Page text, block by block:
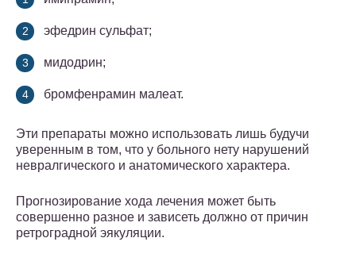
эфедрин сульфат;
мидодрин;
бромфенрамин малеат.
Эти препараты можно использовать лишь будучи
уверенным в том, что у больного нету нарушений
невралгического и анатомического характера.
Прогнозирование хода лечения может быть
совершенно разное и зависеть должно от причин
ретроградной эякуляции.